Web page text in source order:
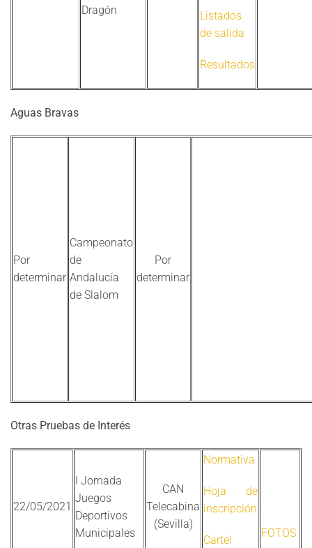
Dragón
Listados
de salida
Resultados
Aguas Bravas
Por
determinar
Campeonato
de
Andalucía
de Slalom
Por
determinar
Otras Pruebas de Interés
22/05/2021
I Jornada
Juegos
Deportivos
Municipales
CAN
Telecabina
(Sevilla)
Normativa
Hoja de
inscripción
Cartel
FOTOS